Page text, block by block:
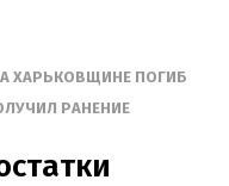
ХАРЬКОВЩИНЕ ПОГИБ
РАНЕНИЕ